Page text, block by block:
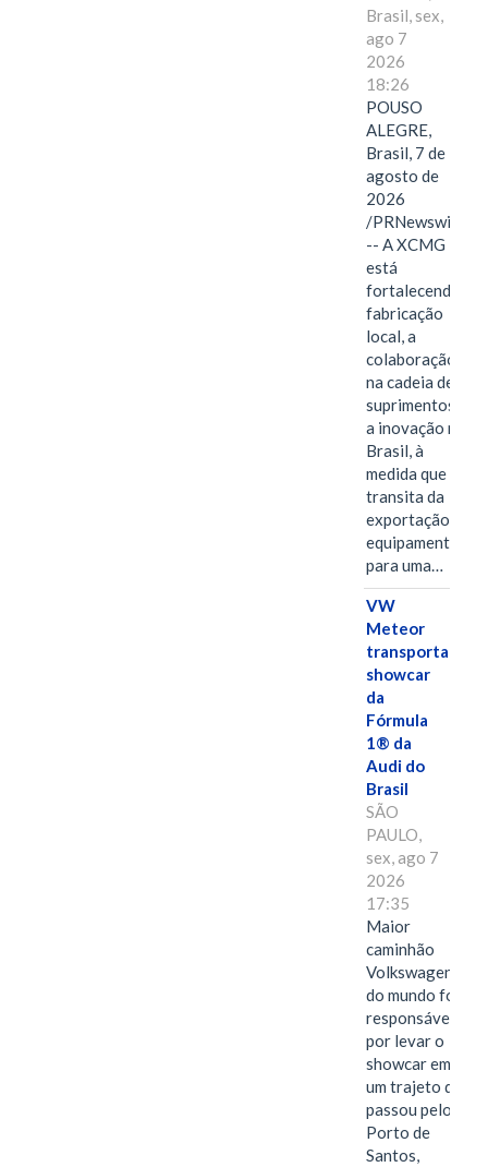
Brasil, sex,
ago 7
2026
18:26
POUSO
ALEGRE,
Brasil, 7 de
agosto de
2026
/PRNewswire/
-- A XCMG
está
fortalecendo a
fabricação
local, a
colaboração
na cadeia de
suprimentos e
a inovação no
Brasil, à
medida que
transita da
exportação de
equipamentos
para uma…
VW
Meteor
transporta
showcar
da
Fórmula
1® da
Audi do
Brasil
SÃO
PAULO,
sex, ago 7
2026
17:35
Maior
caminhão
Volkswagen
do mundo foi
responsável
por levar o
showcar em
um trajeto que
passou pelo
Porto de
Santos,